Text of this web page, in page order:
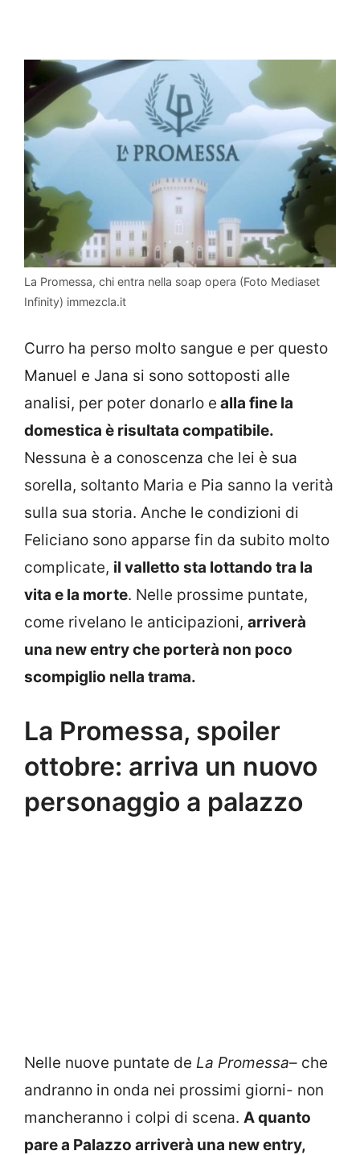
La Promessa, chi entra nella soap opera (Foto Mediaset
Infinity) immezcla.it
Curro ha perso molto sangue e per questo
Manuel e Jana si sono sottoposti alle
analisi, per poter donarlo e alla fine la
domestica è risultata compatibile.
Nessuna è a conoscenza che lei è sua
sorella, soltanto Maria e Pia sanno la verità
sulla sua storia. Anche le condizioni di
Feliciano sono apparse fin da subito molto
complicate, il valletto sta lottando tra la
vita e la morte. Nelle prossime puntate,
come rivelano le anticipazioni, arriverà
una new entry che porterà non poco
scompiglio nella trama.
La Promessa, spoiler
ottobre: arriva un nuovo
personaggio a palazzo
Nelle nuove puntate de La Promessa– che
andranno in onda nei prossimi giorni- non
mancheranno i colpi di scena. A quanto
pare a Palazzo arriverà una new entry,